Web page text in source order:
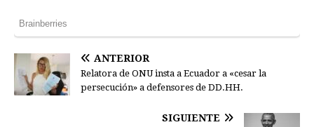
ANTERIOR
Relatora de ONU insta a Ecuador a «cesar la
persecución» a defensores de DD.HH.
SIGUIENTE